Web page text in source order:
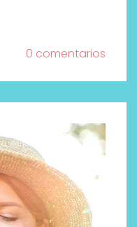
0 comentarios